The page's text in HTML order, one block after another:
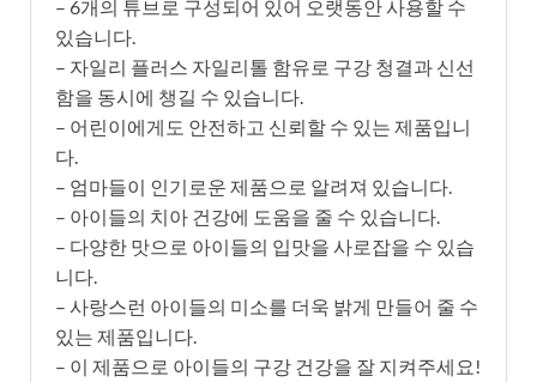
– 6개의 튜브로 구성되어 있어 오랫동안 사용할 수
있습니다.
– 자일리 플러스 자일리톨 함유로 구강 청결과 신선
함을 동시에 챙길 수 있습니다.
– 어린이에게도 안전하고 신뢰할 수 있는 제품입니
다.
– 엄마들이 인기로운 제품으로 알려져 있습니다.
– 아이들의 치아 건강에 도움을 줄 수 있습니다.
– 다양한 맛으로 아이들의 입맛을 사로잡을 수 있습
니다.
– 사랑스런 아이들의 미소를 더욱 밝게 만들어 줄 수
있는 제품입니다.
– 이 제품으로 아이들의 구강 건강을 잘 지켜주세요!